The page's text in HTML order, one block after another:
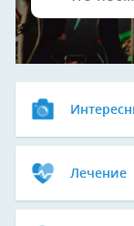
Лечение